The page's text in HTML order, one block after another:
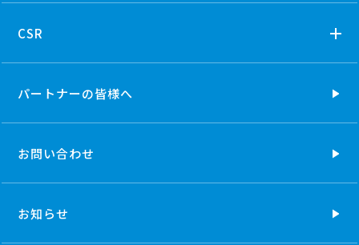
CSR
パートナーの皆様へ
お問い合わせ
お知らせ